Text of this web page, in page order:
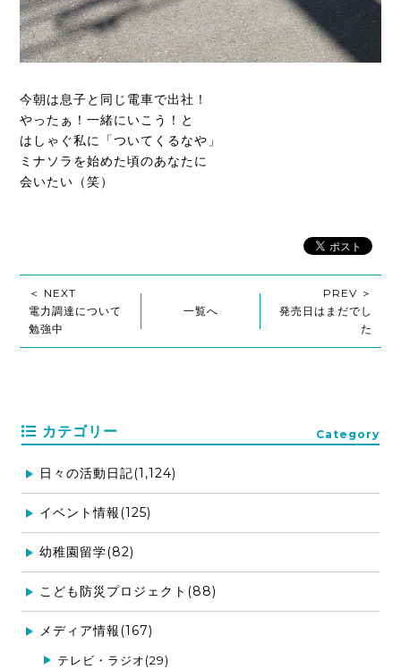
今朝は息子と同じ電車で出社！
やったぁ！一緒にいこう！と
はしゃぐ私に「ついてくるなや」
ミナソラを始めた頃のあなたに
会いたい（笑）
＜ NEXT
電力調達について
勉強中
一覧へ
PREV ＞
発売日はまだでし
た
カテゴリー Category
日々の活動日記(1,124)
イベント情報(125)
幼稚園留学(82)
こども防災プロジェクト(88)
メディア情報(167)
テレビ・ラジオ(29)